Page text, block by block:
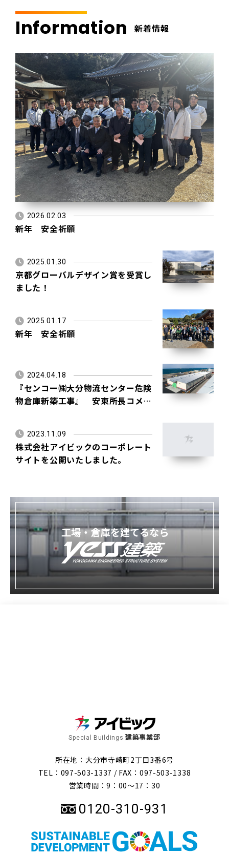
Information 新着情報
2026.02.03
新年 安全祈願
2025.01.30
京都グローバルデザイン賞を受賞し
ました！
2025.01.17
新年 安全祈願
2024.04.18
『センコー㈱大分物流センター危険
物倉庫新築工事』 安東所長コメン
2023.11.09
株式会社アイビックのコーポレート
サイトを公開いたしました。
Special Buildings 建築事業部
所在地：大分市寺崎町2丁目3番6号
TEL：097-503-1337 / FAX：097-503-1338
営業時間：9：00～17：30
0120-310-931